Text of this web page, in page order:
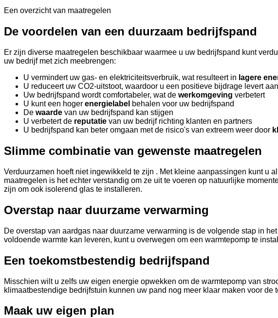
Een overzicht van maatregelen
De voordelen van een duurzaam bedrijfspand
Er zijn diverse maatregelen beschikbaar waarmee u uw bedrijfspand kunt
uw bedrijf met zich meebrengen:
U vermindert uw gas- en elektriciteitsverbruik, wat resulteert in lagere
U reduceert uw CO2-uitstoot, waardoor u een positieve bijdrage levert aan
Uw bedrijfspand wordt comfortabeler, wat de werkomgeving verbetert
U kunt een hoger energielabel behalen voor uw bedrijfspand
De waarde van uw bedrijfspand kan stijgen
U verbetert de reputatie van uw bedrijf richting klanten en partners
U bedrijfspand kan beter omgaan met de risico's van extreem weer door
Slimme combinatie van gewenste maatregelen
Verduurzamen hoeft niet ingewikkeld te zijn . Met kleine aanpassingen kunt u
maatregelen is het echter verstandig om ze uit te voeren op natuurlijke
zijn om ook isolerend glas te installeren.
Overstap naar duurzame verwarming
De overstap van aardgas naar duurzame verwarming is de volgende stap in
voldoende warmte kan leveren, kunt u overwegen om een warmtepomp te
Een toekomstbestendig bedrijfspand
Misschien wilt u zelfs uw eigen energie opwekken om de warmtepomp van
klimaatbestendige bedrijfstuin kunnen uw pand nog meer klaar maken voor
Maak uw eigen plan